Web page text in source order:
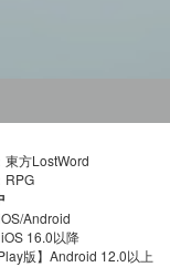
東方LostWord
RPG
Android
iOS 16.0以降
版】Android 12.0以上